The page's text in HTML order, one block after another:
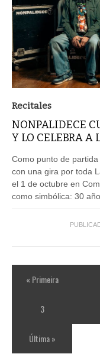
Recitales
NONPALIDECE
Y LO CELEBRA A
Como punto de
con una gira por toda
el 1 de octubre en
como simbólica: 30
« Primeira
3
Última »